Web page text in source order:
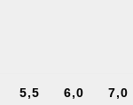
5,5 6,0 7,0